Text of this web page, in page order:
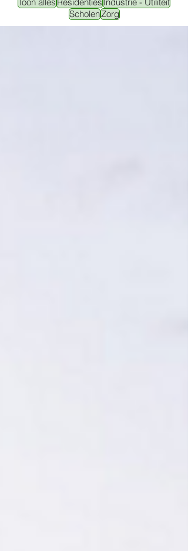
ScholenZorg